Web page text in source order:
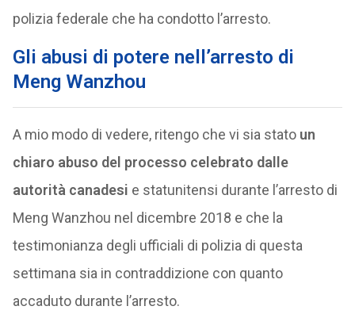
polizia federale che ha condotto l’arresto.
Gli abusi di potere nell’arresto di
Meng Wanzhou
A mio modo di vedere, ritengo che vi sia stato un
chiaro abuso del processo celebrato dalle
autorità canadesi e statunitensi durante l’arresto di
Meng Wanzhou nel dicembre 2018 e che la
testimonianza degli ufficiali di polizia di questa
settimana sia in contraddizione con quanto
accaduto durante l’arresto.